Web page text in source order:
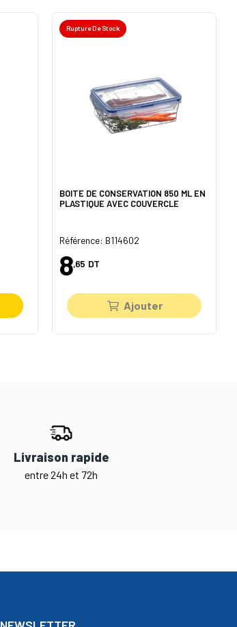
Rupture De Stock
BOITE DE CONSERVATION 850 ML EN
PLASTIQUE AVEC COUVERCLE
Référence: B114602
8,65 DT
Ajouter
Livraison rapide
entre 24h et 72h